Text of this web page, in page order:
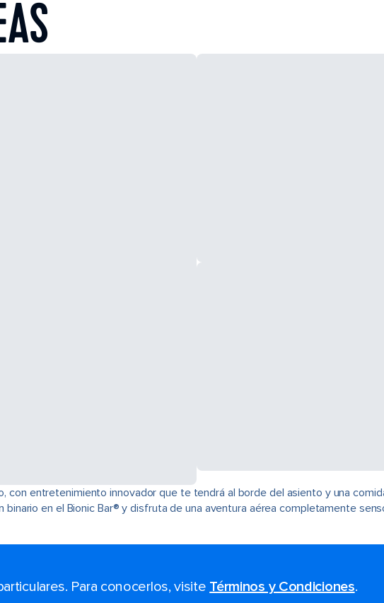
con entretenimiento innovador que te tendrá al borde del asiento y una
en el Bionic Bar® y disfruta de una aventura aérea completamente
Para conocerlos, visite Términos y Condiciones.